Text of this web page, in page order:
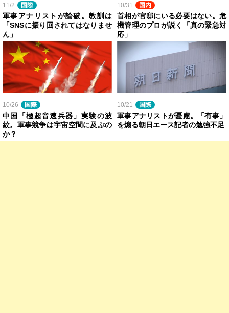
11/2 国際
軍事アナリストが論破。教訓は
「SNSに振り回されてはなりませ
ん」
10/31 国内
首相が官邸にいる必要はない。危
機管理のプロが説く「真の緊急対
応」
10/26 国際
中国「極超音速兵器」実験の波
紋。軍事競争は宇宙空間に及ぶの
か？
10/21 国際
軍事アナリストが憂慮。「有事」
を煽る朝日エース記者の勉強不足